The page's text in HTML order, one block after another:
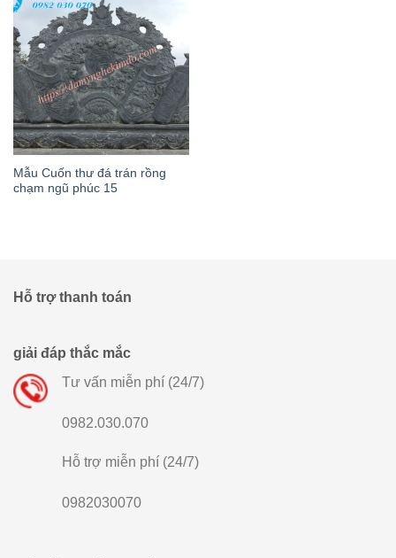
Mẫu Cuốn thư đá trán rồng
chạm ngũ phúc 15
Hỗ trợ thanh toán
giải đáp thắc mắc
Tư vấn miễn phí (24/7)
0982.030.070
Hỗ trợ miễn phí (24/7)
0982030070